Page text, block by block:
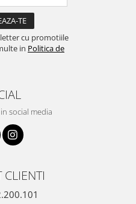
cu promotiile
in Politica de
social media
CLIENTI